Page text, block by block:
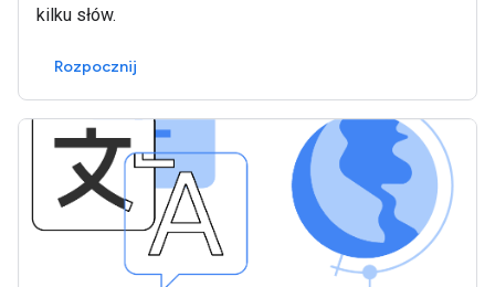
kilku słów.
Rozpocznij